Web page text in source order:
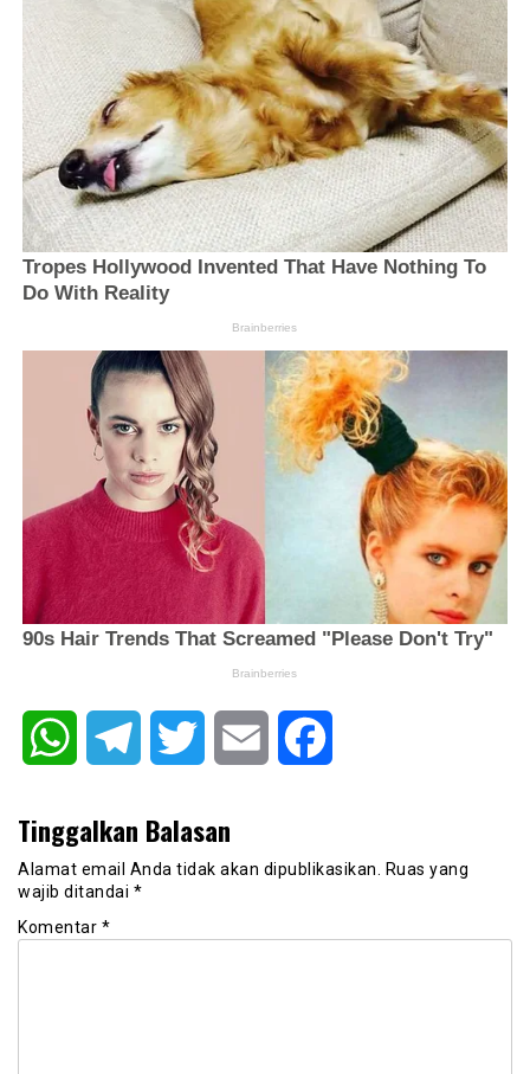
WhatsAppTelegram Twitter Email
Tinggalkan Balasan
Alamat email Anda tidak akan dipublikasikan.
Ruas yang
wajib ditandai *
Komentar *